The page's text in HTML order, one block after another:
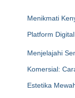
Menikmati
Platform
Menjelajahi
Komersial:
Estetika